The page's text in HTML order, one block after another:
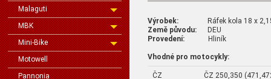
Malaguti
MBK
Mini-Bike
Motowell
Pannonia
Výrobek: Ráfek kola 18 x
Země původu: DEU
Provedení: Hliník
Vhodné pro motocykly:
ČZ ČZ 250,350